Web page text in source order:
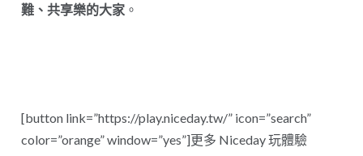
難、共享樂的大家 。
[button link=”https://play.niceday.tw/” icon=”search”
color=”orange” window=”yes”]更多 Niceday 玩體驗